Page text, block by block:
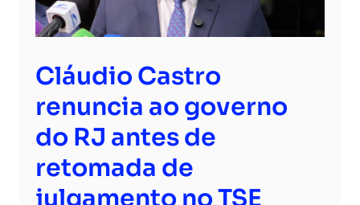
Cláudio Castro
renuncia ao governo
do RJ antes de
retomada de
julgamento no TSE